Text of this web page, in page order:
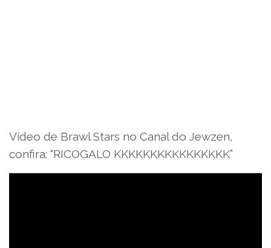
Vídeo de Brawl Stars no Canal do Jewzen,
confira: “RICOGALO KKKKKKKKKKKKKKKK”